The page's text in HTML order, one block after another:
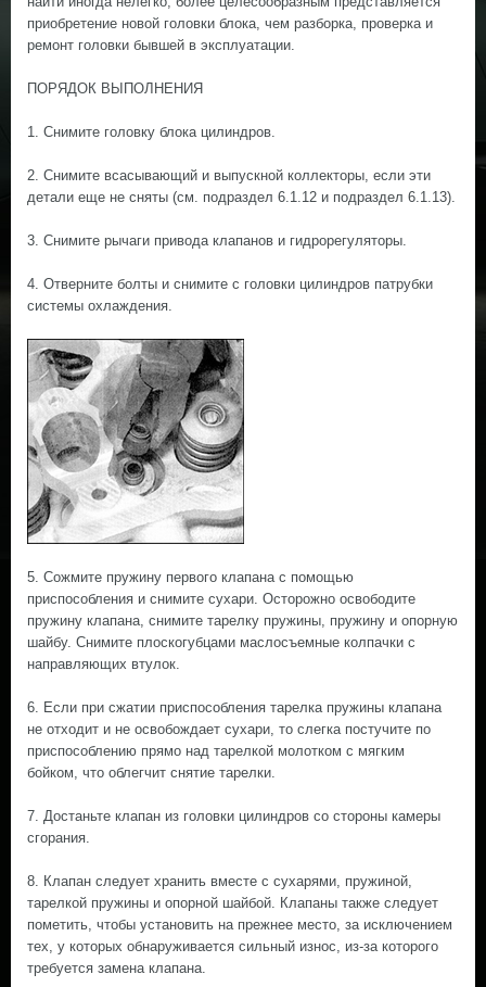
приобретение новой головки блока, чем разборка, проверка и
ремонт головки бывшей в эксплуатации.
ПОРЯДОК ВЫПОЛНЕНИЯ
1. Снимите головку блока цилиндров.
2. Снимите всасывающий и выпускной коллекторы, если эти
детали еще не сняты (см. подраздел 6.1.12 и подраздел 6.1.13).
3. Снимите рычаги привода клапанов и гидрорегуляторы.
4. Отверните болты и снимите с головки цилиндров патрубки
системы охлаждения.
5. Сожмите пружину первого клапана с помощью
приспособления и снимите сухари. Осторожно освободите
пружину клапана, снимите тарелку пружины, пружину и опорную
шайбу. Снимите плоскогубцами маслосъемные колпачки с
направляющих втулок.
6. Если при сжатии приспособления тарелка пружины клапана
не отходит и не освобождает сухари, то слегка постучите по
приспособлению прямо над тарелкой молотком с мягким
бойком, что облегчит снятие тарелки.
7. Достаньте клапан из головки цилиндров со стороны камеры
сгорания.
8. Клапан следует хранить вместе с сухарями, пружиной,
тарелкой пружины и опорной шайбой. Клапаны также следует
пометить, чтобы установить на прежнее место, за исключением
тех, у которых обнаруживается сильный износ, из-за которого
требуется замена клапана.